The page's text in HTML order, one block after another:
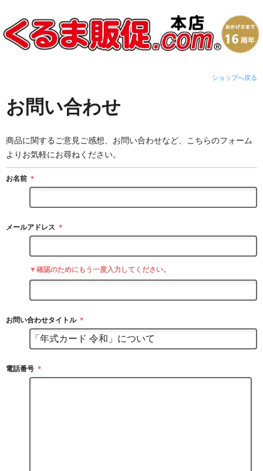
ショップへ戻る
お問い合わせ
商品に関するご意見ご感想、お問い合わせなど、こちらのフォーム
よりお気軽にお尋ねください。
お名前 ＊
メールアドレス ＊
▼確認のためにもう一度入力してください。
お問い合わせタイトル ＊
電話番号 ＊